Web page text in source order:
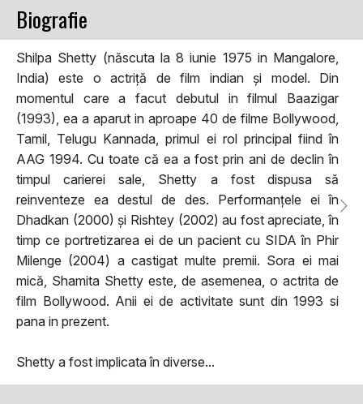
Biografie
Shilpa Shetty (născuta la 8 iunie 1975 in Mangalore,
India) este o actriță de film indian și model. Din
momentul care a facut debutul in filmul Baazigar
(1993), ea a aparut in aproape 40 de filme Bollywood,
Tamil, Telugu Kannada, primul ei rol principal fiind în
AAG 1994. Cu toate că ea a fost prin ani de declin în
timpul carierei sale, Shetty a fost dispusa să
reinventeze ea destul de des. Performanțele ei în
Dhadkan (2000) și Rishtey (2002) au fost apreciate, în
timp ce portretizarea ei de un pacient cu SIDA în Phir
Milenge (2004) a castigat multe premii. Sora ei mai
mică, Shamita Shetty este, de asemenea, o actrita de
film Bollywood. Anii ei de activitate sunt din 1993 si
pana in prezent.
Shetty a fost implicata în diverse...